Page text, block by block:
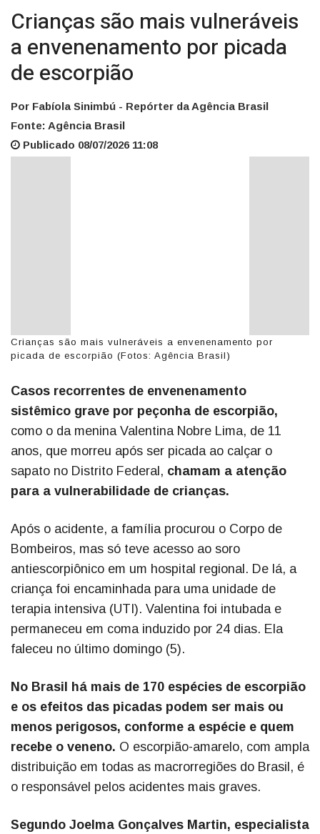
Crianças são mais vulneráveis
a envenenamento por picada
de escorpião
Por Fabíola Sinimbú - Repórter da Agência Brasil
Fonte: Agência Brasil
Publicado 08/07/2026 11:08
Crianças são mais vulneráveis a envenenamento por
picada de escorpião (Fotos: Agência Brasil)
Casos recorrentes de envenenamento
sistêmico grave por peçonha de escorpião,
como o da menina Valentina Nobre Lima, de 11
anos, que morreu após ser picada ao calçar o
sapato no Distrito Federal, chamam a atenção
para a vulnerabilidade de crianças.
Após o acidente, a família procurou o Corpo de
Bombeiros, mas só teve acesso ao soro
antiescorpiônico em um hospital regional. De lá, a
criança foi encaminhada para uma unidade de
terapia intensiva (UTI). Valentina foi intubada e
permaneceu em coma induzido por 24 dias. Ela
faleceu no último domingo (5).
No Brasil há mais de 170 espécies de escorpião
e os efeitos das picadas podem ser mais ou
menos perigosos, conforme a espécie e quem
recebe o veneno. O escorpião-amarelo, com ampla
distribuição em todas as macrorregiões do Brasil, é
o responsável pelos acidentes mais graves.
Segundo Joelma Gonçalves Martin, especialista